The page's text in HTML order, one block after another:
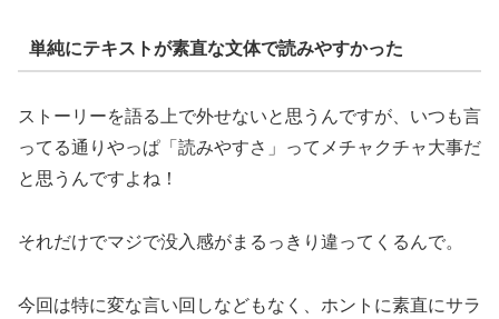
単純にテキストが素直な文体で読みやすかった
ストーリーを語る上で外せないと思うんですが、いつも言
ってる通りやっぱ「読みやすさ」ってメチャクチャ大事だ
と思うんですよね！
それだけでマジで没入感がまるっきり違ってくるんで。
今回は特に変な言い回しなどもなく、ホントに素直にサラ